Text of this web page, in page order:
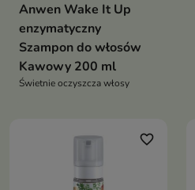
Anwen Wake It Up
enzymatyczny
Szampon do włosów
Kawowy 200 ml
Świetnie oczyszcza włosy
favorite_border